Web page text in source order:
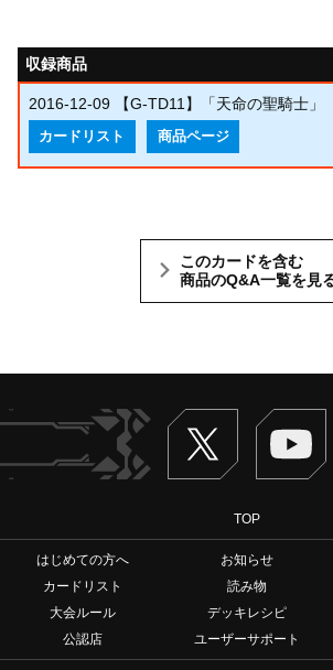
収録商品
2016-12-09 【G-TD11】「天命の聖騎士」
カードリスト 商品ページ
このカードを含む
商品のQ&A一覧を見
Twitter
TOP
はじめての方へ お知らせ
カードリスト
読み物
大会ルール
デッキレシピ
公認店
ユーザーサポート